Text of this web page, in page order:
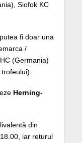
Siofok KC
fi doar una
/
(Germania)
Herning-
din
iar returul